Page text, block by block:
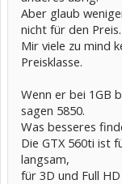
Aber glaub
nicht für den Preis.
Mir viele zu mind
Preisklasse.
Wenn er bei 1GB
sagen 5850.
Was besseres
Die GTX 560ti ist
langsam,
für 3D und Full